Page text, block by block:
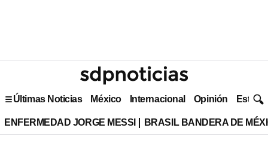
Últimas Noticias México Internacional Opinión Estilo
ENFERMEDAD JORGE MESSI BRASIL BANDERA DE